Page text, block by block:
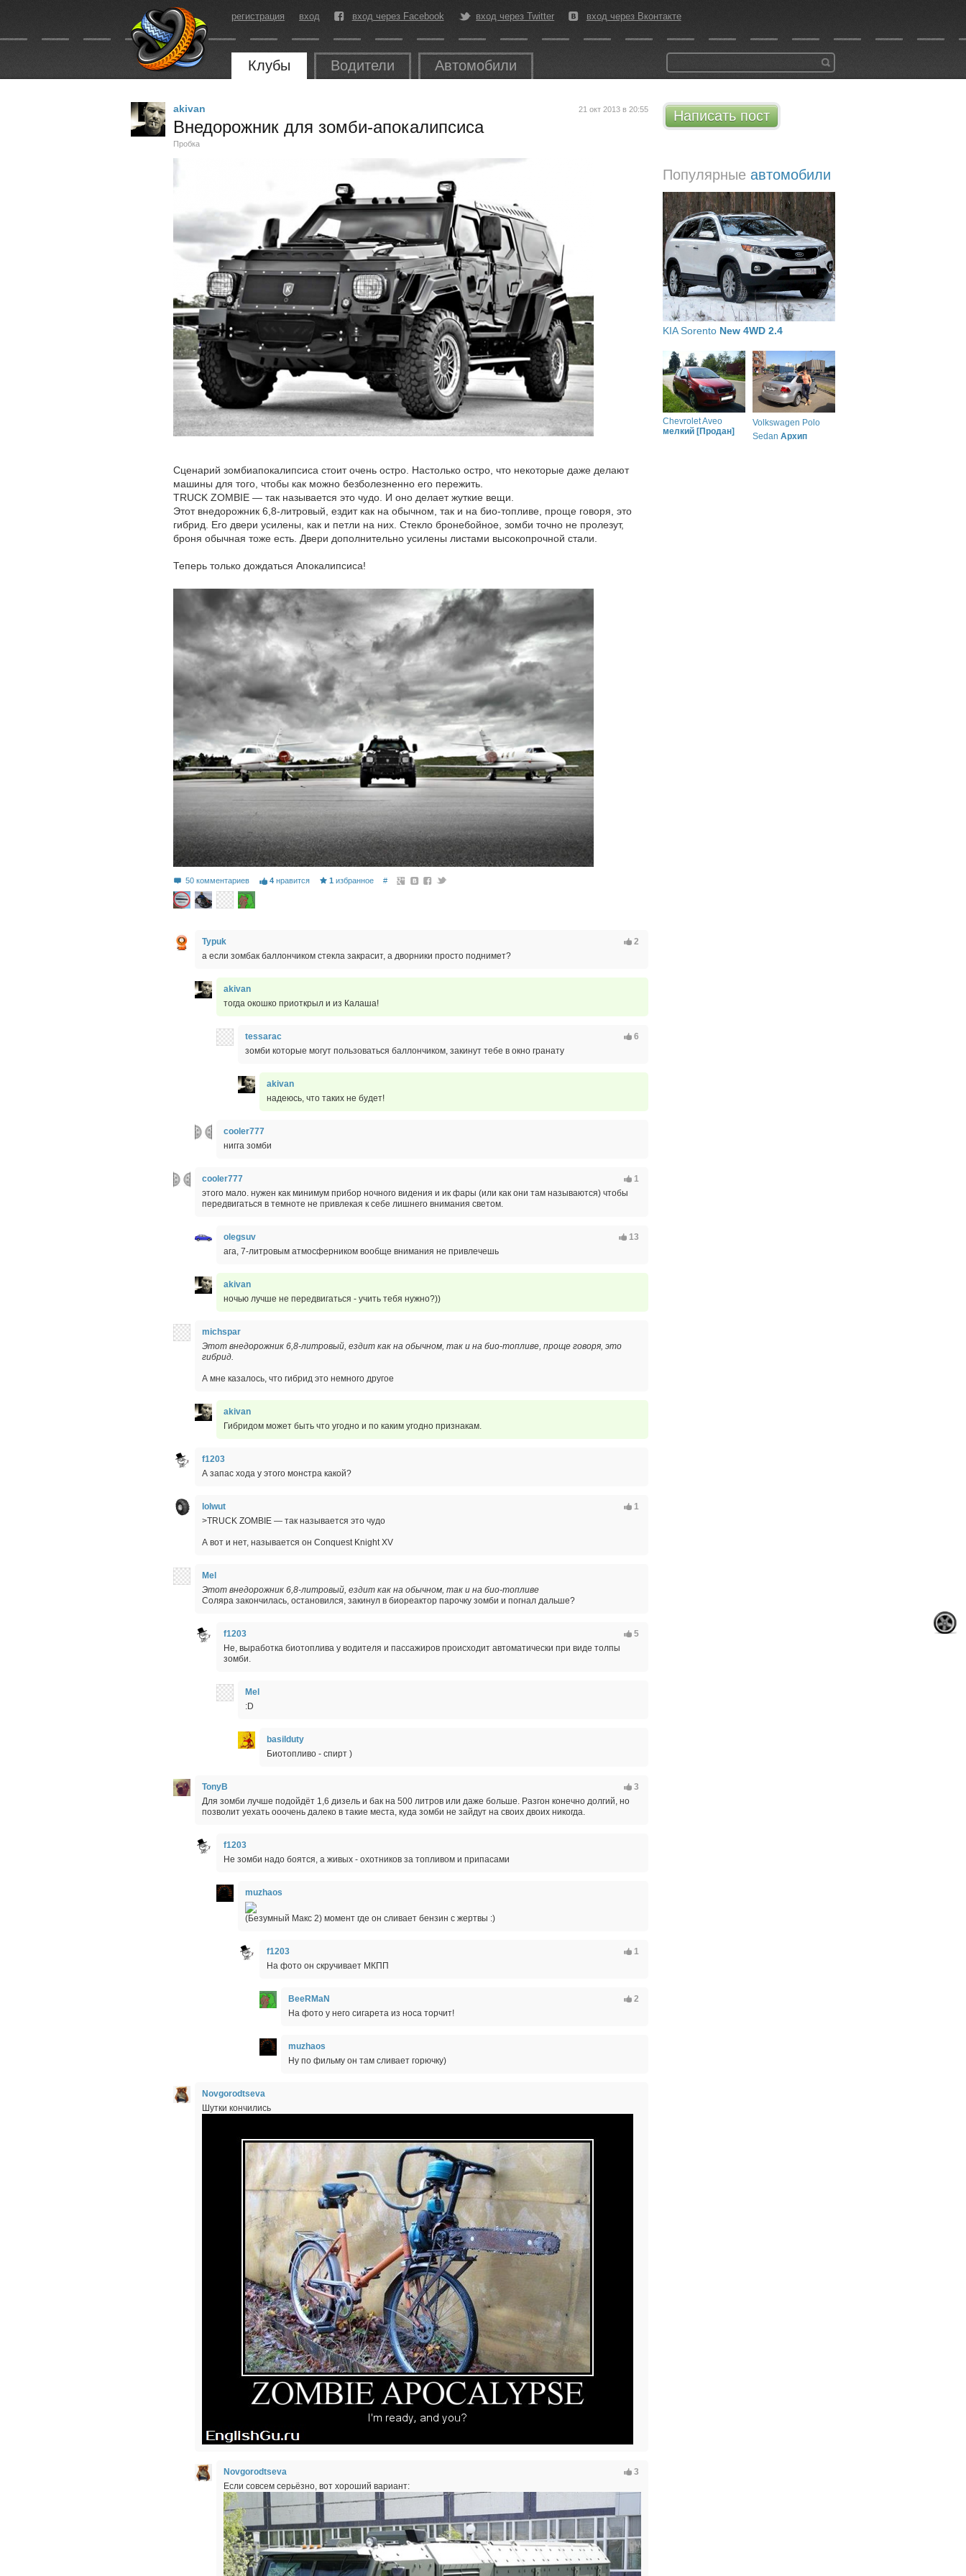
регистрация вход вход через Facebook вход через Twitter вход через Вконтакте
Клубы Водители Автомобили
Написать пост
Популярные автомобили
KIA Sorento New 4WD 2.4
Chevrolet Aveo
мелкий [Продан]
Volkswagen Polo
Sedan Архип
21 окт 2013 в 20:55
akivan
Внедорожник для зомби-апокалипсиса
Пробка
Сценарий зомбиапокалипсиса стоит очень остро. Настолько остро, что некоторые даже делают
машины для того, чтобы как можно безболезненно его пережить.
TRUCK ZOMBIE — так называется это чудо. И оно делает жуткие вещи.
Этот внедорожник 6,8-литровый, ездит как на обычном, так и на био-топливе, проще говоря, это
гибрид. Его двери усилены, как и петли на них. Стекло бронебойное, зомби точно не пролезут,
броня обычная тоже есть. Двери дополнительно усилены листами высокопрочной стали.
Теперь только дождаться Апокалипсиса!
50 комментариев 4 нравится 1 избранное #
2
Typuk
а если зомбак баллончиком стекла закрасит, а дворники просто поднимет?
akivan
тогда окошко приоткрыл и из Калаша!
6
tessarac
зомби которые могут пользоваться баллончиком, закинут тебе в окно гранату
akivan
надеюсь, что таких не будет!
cooler777
нигга зомби
1
cooler777
этого мало. нужен как минимум прибор ночного видения и ик фары (или как они там называются) чтобы
передвигаться в темноте не привлекая к себе лишнего внимания светом.
13
olegsuv
ага, 7-литровым атмосферником вообще внимания не привлечешь
akivan
ночью лучше не передвигаться - учить тебя нужно?))
michspar
Этот внедорожник 6,8-литровый, ездит как на обычном, так и на био-топливе, проще говоря, это
гибрид.
А мне казалось, что гибрид это немного другое
akivan
Гибридом может быть что угодно и по каким угодно признакам.
f1203
А запас хода у этого монстра какой?
1
lolwut
>TRUCK ZOMBIE — так называется это чудо
А вот и нет, называется он Conquest Knight XV
Mel
Этот внедорожник 6,8-литровый, ездит как на обычном, так и на био-топливе
Соляра закончилась, остановился, закинул в биореактор парочку зомби и погнал дальше?
5
f1203
Не, выработка биотоплива у водителя и пассажиров происходит автоматически при виде толпы
зомби.
Mel
:D
basilduty
Биотопливо - спирт )
3
TonyB
Для зомби лучше подойдёт 1,6 дизель и бак на 500 литров или даже больше. Разгон конечно долгий, но
позволит уехать ооочень далеко в такие места, куда зомби не зайдут на своих двоих никогда.
f1203
Не зомби надо боятся, а живых - охотников за топливом и припасами
muzhaos
(Безумный Макс 2) момент где он сливает бензин с жертвы :)
1
f1203
На фото он скручивает МКПП
2
BeeRMaN
На фото у него сигарета из носа торчит!
muzhaos
Ну по фильму он там сливает горючку)
Novgorodtseva
Шутки кончились
3
Novgorodtseva
Если совсем серьёзно, вот хороший вариант: